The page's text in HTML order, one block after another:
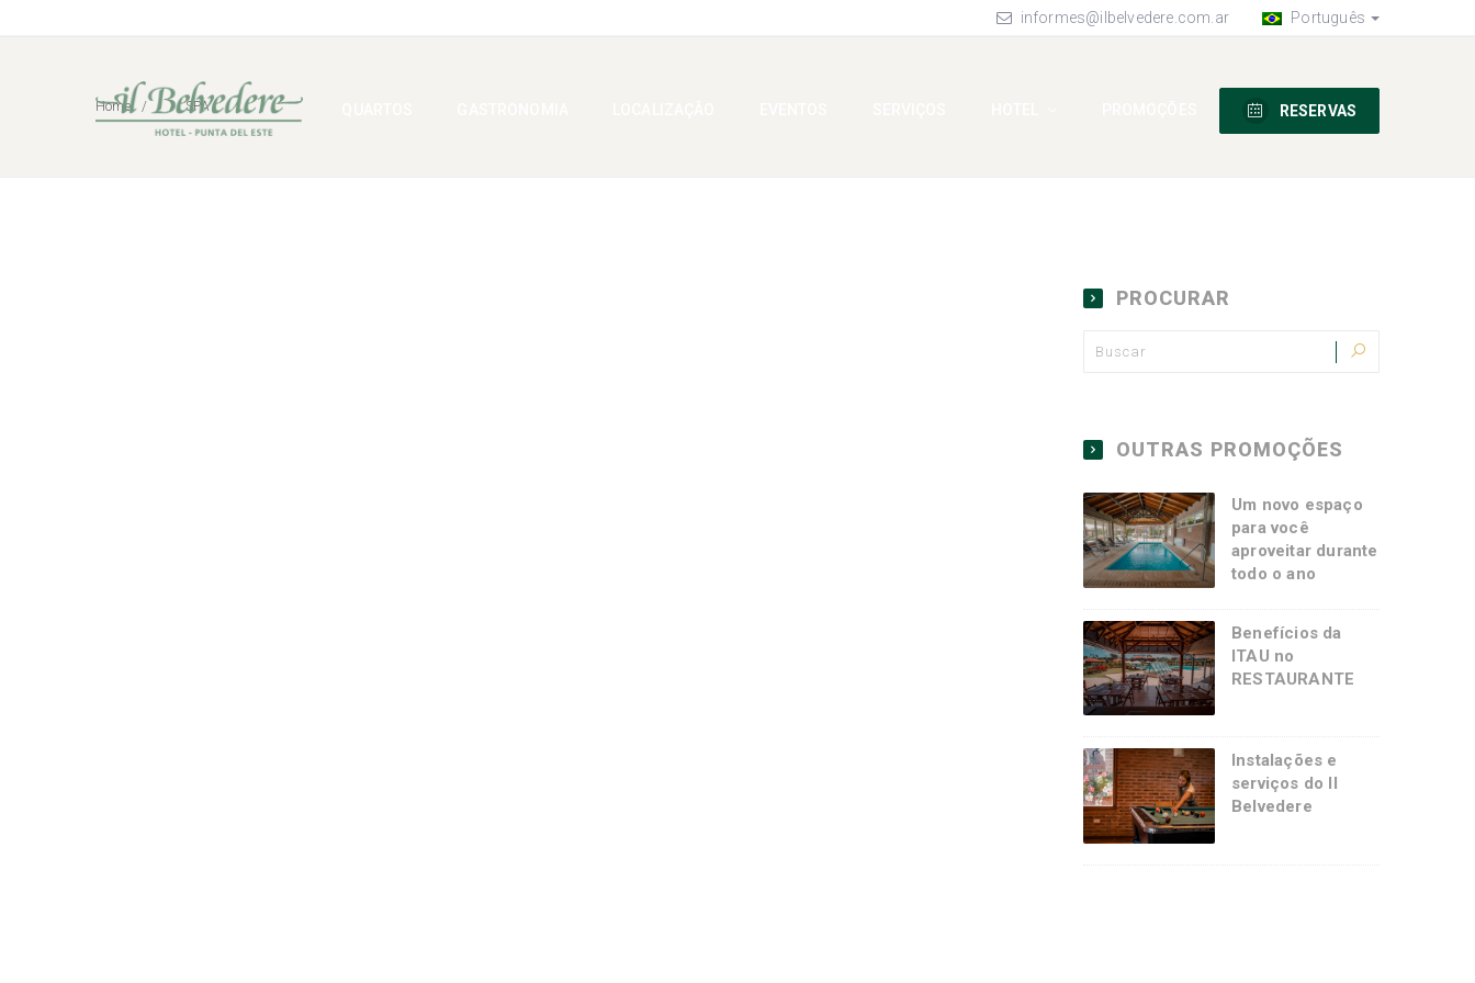
informes@ilbelvedere.com.ar Português
RESERVAS
Home SPA
PROCURAR
OUTRAS PROMOÇÕES
Um novo espaço
para você
aproveitar durante
todo o ano
Benefícios da
ITAU no
RESTAURANTE
Instalações e
serviços do Il
Belvedere